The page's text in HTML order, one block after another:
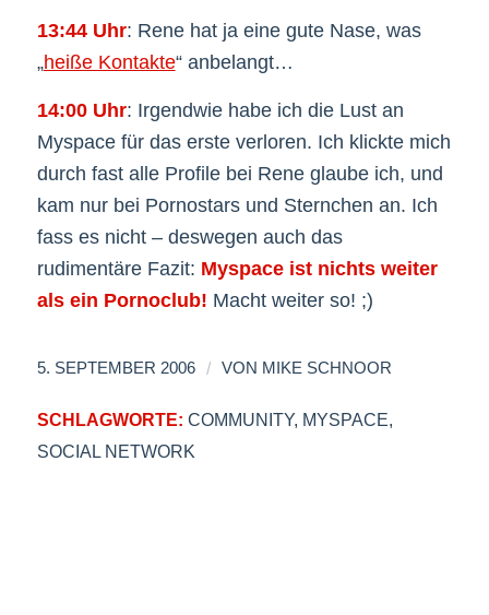
13:44 Uhr: Rene hat ja eine gute Nase, was
„heiße Kontakte“ anbelangt…
14:00 Uhr: Irgendwie habe ich die Lust an
Myspace für das erste verloren. Ich klickte mich
durch fast alle Profile bei Rene glaube ich, und
kam nur bei Pornostars und Sternchen an. Ich
fass es nicht – deswegen auch das
rudimentäre Fazit: Myspace ist nichts weiter
als ein Pornoclub! Macht weiter so! ;)
5. SEPTEMBER 2006 / VON MIKE SCHNOOR
SCHLAGWORTE: COMMUNITY, MYSPACE,
SOCIAL NETWORK